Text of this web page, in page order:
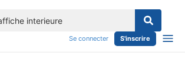
Se connecter S'inscrire